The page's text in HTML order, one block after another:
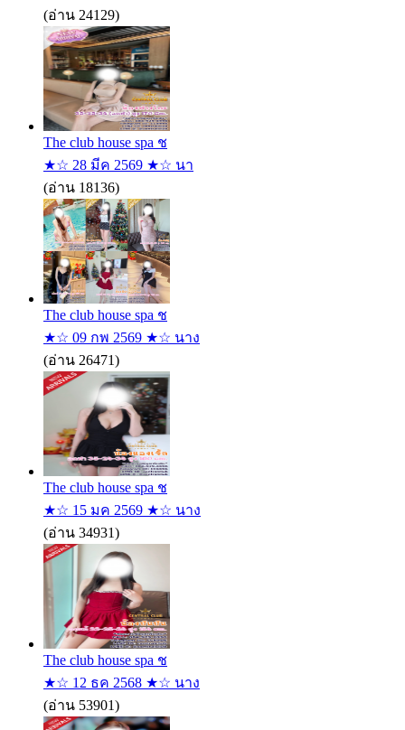
(อ่าน 24129)
The club house spa ช
★☆ 28 มีค 2569 ★☆ นา
(อ่าน 18136)
The club house spa ช
★☆ 09 กพ 2569 ★☆ นาง
(อ่าน 26471)
The club house spa ช
★☆ 15 มค 2569 ★☆ นาง
(อ่าน 34931)
The club house spa ช
★☆ 12 ธค 2568 ★☆ นาง
(อ่าน 53901)